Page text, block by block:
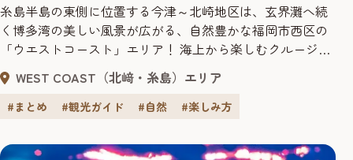
糸島半島の東側に位置する今津～北崎地区は、玄界灘へ続
く博多湾の美しい風景が広がる、自然豊かな福岡市西区の
「ウエストコースト」エリア！ 海上から楽しむクルージン
グ体験、話題のキャンプ場で自然を満喫、そして美しい夕
日も！「ウエストコースト」エリアで、この夏におすすめ
の体験をご紹介します。日常の喧騒を離れ、特別な夏の思
WEST COAST（北﨑・糸島）エリア
#まとめ #観光ガイド #自然 #楽しみ方